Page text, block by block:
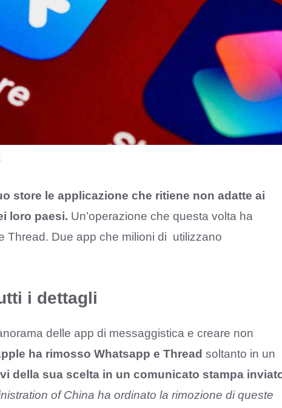
store le applicazione che ritiene non adatte ai
loro paesi. Un’operazione che questa volta ha
Thread. Due app che milioni di utilizzano
i dettagli
delle app di messaggistica e creare non
ha rimosso Whatsapp e Thread soltanto in un
della sua scelta in un comunicato stampa
of China ha ordinato la rimozione di queste